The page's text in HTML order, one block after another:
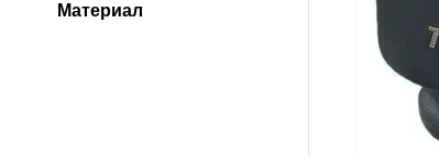
Материал